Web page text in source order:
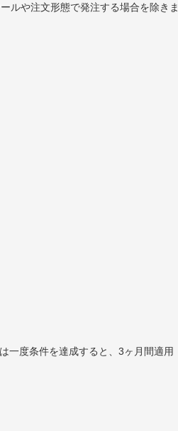
ルや注文形態で発注する場合を除きま
一度条件を達成すると、3ヶ月間適用